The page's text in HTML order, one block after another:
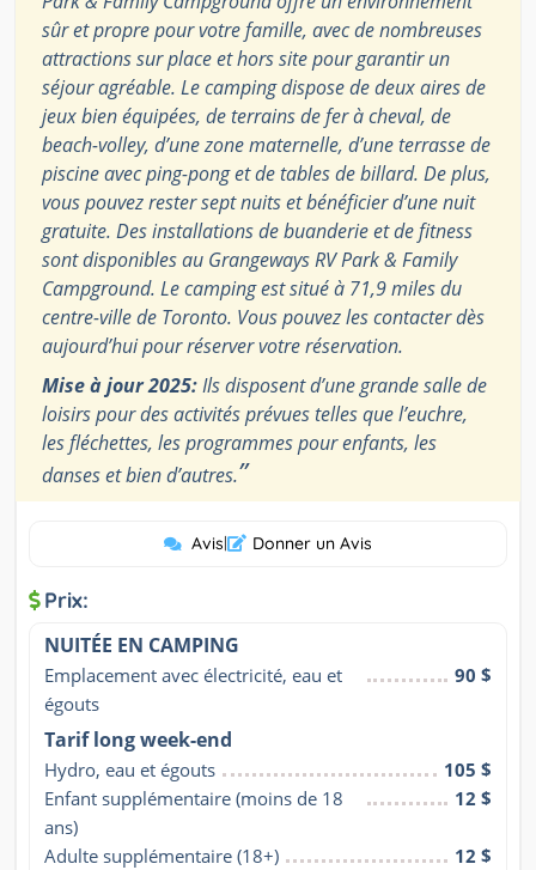
sûr et propre pour votre famille, avec de nombreuses
attractions sur place et hors site pour garantir un
séjour agréable. Le camping dispose de deux aires de
jeux bien équipées, de terrains de fer à cheval, de
beach-volley, d’une zone maternelle, d’une terrasse de
piscine avec ping-pong et de tables de billard. De plus,
vous pouvez rester sept nuits et bénéficier d’une nuit
gratuite. Des installations de buanderie et de fitness
sont disponibles au Grangeways RV Park & Family
Campground. Le camping est situé à 71,9 miles du
centre-ville de Toronto. Vous pouvez les contacter dès
aujourd’hui pour réserver votre réservation.
Mise à jour 2025:Ils disposent d’une grande salle de
loisirs pour des activités prévues telles que l’euchre,
les fléchettes, les programmes pour enfants, les
danses et bien d’autres.”
Avis| Donner un Avis
Prix:
NUITÉE EN CAMPING
Emplacement avec électricité, eau et
égouts
90 $
Tarif long week-end
Hydro, eau et égouts
105 $
Enfant supplémentaire (moins de 18
ans)
12 $
Adulte supplémentaire (18+)
12 $